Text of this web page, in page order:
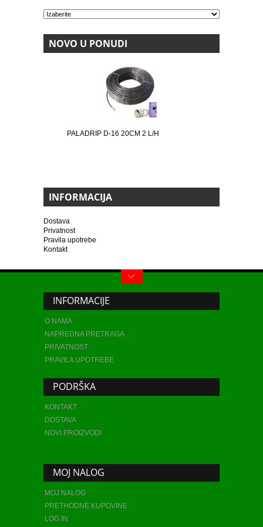
NOVO U PONUDI
PALADRIP D-16 20CM 2 L/H
INFORMACIJA
Dostava
Privatnost
Pravila upotrebe
Kontakt
INFORMACIJE
O NAMA
NAPREDNA PRETRAGA
PRIVATNOST
PRAVILA UPOTREBE
PODRŠKA
KONTAKT
DOSTAVA
NOVI PROIZVODI
MOJ NALOG
MOJ NALOG
PRETHODNE KUPOVINE
LOG IN